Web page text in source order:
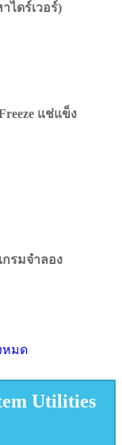
ไดร์เวอร์)
แช่แข็ง
กรมจำลอง
หมด
Utilities